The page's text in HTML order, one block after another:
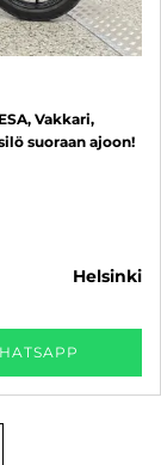
Vakkari,
suoraan ajoon!
helsinki